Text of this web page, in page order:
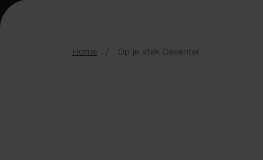
Home / Op je stek Deventer